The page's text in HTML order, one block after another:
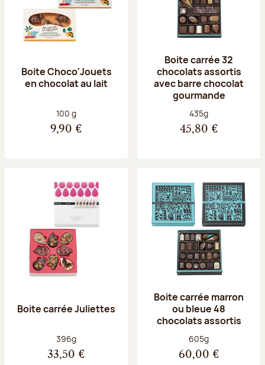
Boite Choco'Jouets
en chocolat au lait
Poids net :
100 g
9,90 €
Boite carrée 32
chocolats assortis
avec barre chocolat
gourmande
Poids net :
435g
45,80 €
Boite carrée Juliettes
Poids net :
396g
33,50 €
Boite carrée marron
ou bleue 48
chocolats assortis
Poids net :
605g
60,00 €